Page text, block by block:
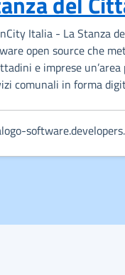
Italia - La Stanza
open source che
e imprese
comunali in forma